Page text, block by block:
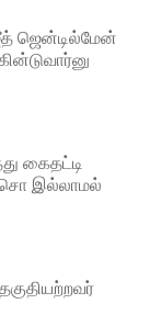
ஜென்டில்மேன்
கைதட்டி
இல்லாமல்